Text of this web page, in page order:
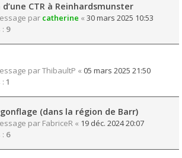
CTR à Reinhardsmunster
par catherine « 30 mars 2025 10:53
9
parThibaultP « 05 mars 2025 21:50
1
(dans la région de Barr)
par FabriceR « 19 déc. 2024 20:07
6